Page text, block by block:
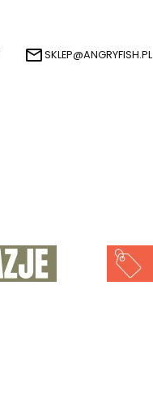
SKLEP@ANGRYFISH.PL